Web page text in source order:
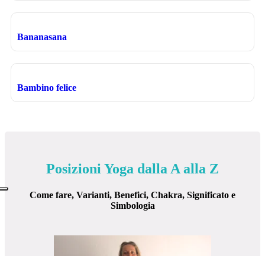
Bananasana
Bambino felice
Posizioni Yoga dalla A alla Z
Come fare, Varianti, Benefici, Chakra, Significato e
Simbologia